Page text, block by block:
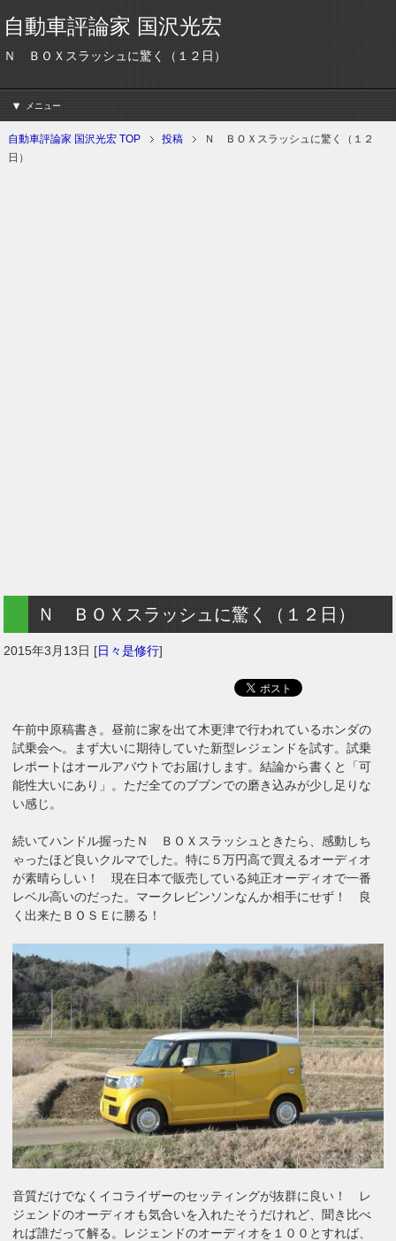
自動車評論家 国沢光宏
Ｎ ＢＯＸスラッシュに驚く（１２日）
メニュー
自動車評論家 国沢光宏 TOP 投稿
Ｎ ＢＯＸスラッシュに驚く（１２
日）
Ｎ ＢＯＸスラッシュに驚く（１２日）
2015年3月13日 [日々是修行]
午前中原稿書き。昼前に家を出て木更津で行われているホンダの
試乗会へ。まず大いに期待していた新型レジェンドを試す。試乗
レポートはオールアバウトでお届けします。結論から書くと「可
能性大いにあり」。ただ全てのブブンでの磨き込みが少し足りな
い感じ。
続いてハンドル握ったＮ ＢＯＸスラッシュときたら、感動しち
ゃったほど良いクルマでした。特に５万円高で買えるオーディオ
が素晴らしい！ 現在日本で販売している純正オーディオで一番
レベル高いのだった。マークレビンソンなんか相手にせず！ 良
く出来たＢＯＳＥに勝る！
音質だけでなくイコライザーのセッティングが抜群に良い！ レ
ジェンドのオーディオも気合いを入れたそうだけれど、聞き比べ
れば誰だって解る。レジェンドのオーディオを１００とすれば、